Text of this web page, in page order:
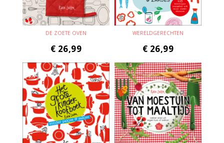
DE ZOETE OVEN
€ 26,99
WERELDGERECHTEN
€ 26,99